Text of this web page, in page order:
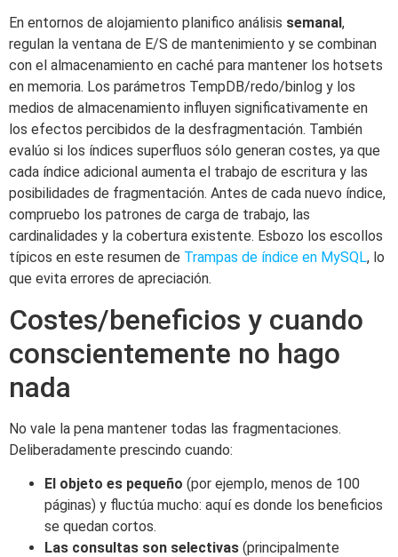
En entornos de alojamiento planifico análisis semanal,
regulan la ventana de E/S de mantenimiento y se combinan
con el almacenamiento en caché para mantener los hotsets
en memoria. Los parámetros TempDB/redo/binlog y los
medios de almacenamiento influyen significativamente en
los efectos percibidos de la desfragmentación. También
evalúo si los índices superfluos sólo generan costes, ya que
cada índice adicional aumenta el trabajo de escritura y las
posibilidades de fragmentación. Antes de cada nuevo índice,
compruebo los patrones de carga de trabajo, las
cardinalidades y la cobertura existente. Esbozo los escollos
típicos en este resumen de Trampas de índice en MySQL, lo
que evita errores de apreciación.
Costes/beneficios y cuando
conscientemente no hago
nada
No vale la pena mantener todas las fragmentaciones.
Deliberadamente prescindo cuando:
El objeto es pequeño (por ejemplo, menos de 100
páginas) y fluctúa mucho: aquí es donde los beneficios
se quedan cortos.
Las consultas son selectivas (principalmente